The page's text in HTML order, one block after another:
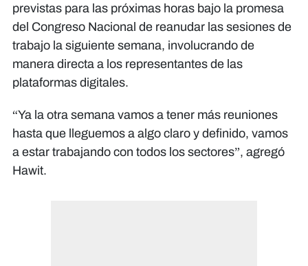
previstas para las próximas horas bajo la promesa
del Congreso Nacional de reanudar las sesiones de
trabajo la siguiente semana, involucrando de
manera directa a los representantes de las
plataformas digitales.
​“Ya la otra semana vamos a tener más reuniones
hasta que lleguemos a algo claro y definido, vamos
a estar trabajando con todos los sectores”, agregó
Hawit.